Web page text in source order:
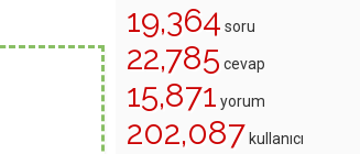
19,364 soru
22,785 cevap
15,871 yorum
202,087 kullanıcı